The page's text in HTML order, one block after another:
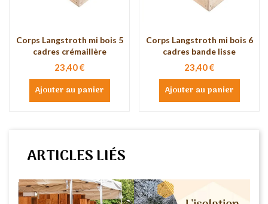
Corps Langstroth mi bois 5
cadres crémaillère
23,40 €
Ajouter au panier
Corps Langstroth mi bois 6
cadres bande lisse
23,40 €
Ajouter au panier
ARTICLES LIÉS